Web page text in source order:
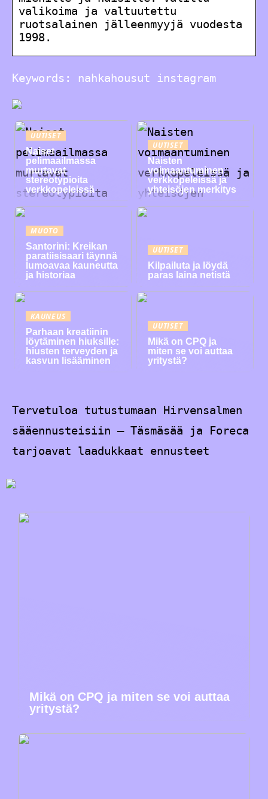
valikoima ja valtuutettu
ruotsalainen jälleenmyyjä vuodesta
1998.
Keywords: nahkahousut instagram
UUTISET
Naiset
pelimaailmassa
murtavat
stereotypioita
verkkopeleissä
UUTISET
Naisten
voimaantuminen
verkkopeleissä ja
yhteisöjen merkitys
MUOTO
Santorini: Kreikan
paratiisisaari täynnä
lumoavaa kauneutta
ja historiaa
UUTISET
Kilpailuta ja löydä
paras laina netistä
KAUNEUS
Parhaan kreatiinin
löytäminen hiuksille:
hiusten terveyden ja
kasvun lisääminen
UUTISET
Mikä on CPQ ja
miten se voi auttaa
yritystä?
Tervetuloa tutustumaan Hirvensalmen
sääennusteisiin – Täsmäsää ja Foreca
tarjoavat laadukkaat ennusteet
Mikä on CPQ ja miten se voi auttaa
yritystä?